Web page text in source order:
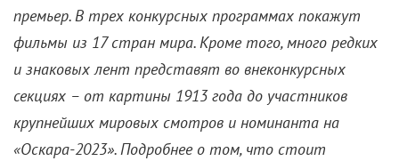
премьер. В трех конкурсных программах покажут
фильмы из 17 стран мира. Кроме того, много редких
и знаковых лент представят во внеконкурсных
секциях – от картины 1913 года до участников
крупнейших мировых смотров и номинанта на
«Оскара-2023». Подробнее о том, что стоит